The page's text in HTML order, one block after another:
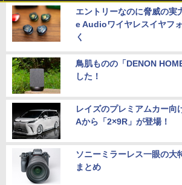
エントリーなのに脅威の
e Audioワイヤレスイヤフ
く
鳥肌ものの「DENON
した！
レイズのプレミアムカー向
Aから「2×9R」が登場！
ソニーミラーレス一眼の大
まとめ